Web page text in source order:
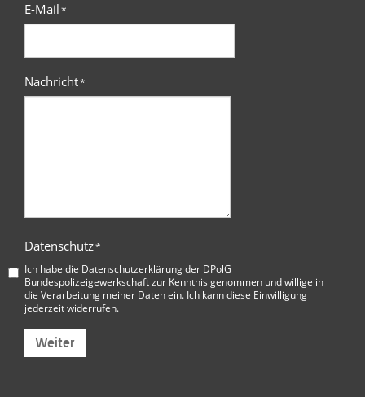
E-Mail*
Nachricht*
Datenschutz*
Ich habe die Datenschutzerklärung der DPolG
Bundespolizeigewerkschaftzur Kenntnis genommen und willige in
die Verarbeitung meiner Daten ein. Ich kann diese Einwilligung
jederzeit widerrufen.
Weiter